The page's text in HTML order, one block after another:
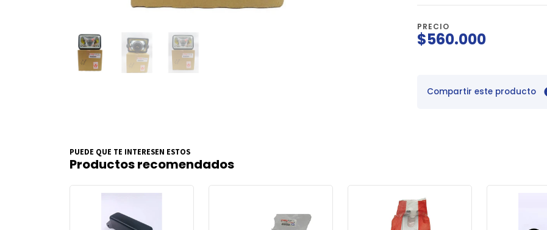
PRECIO
$560.000
Compartir este producto
PUEDE QUE TE INTERESEN ESTOS
Productos recomendados